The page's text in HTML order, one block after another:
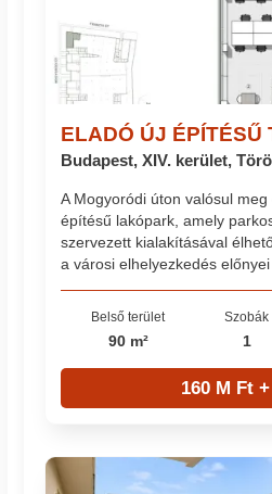
ELADÓ ÚJ
Budapest, XIV. kerület,
A Mogyoródi úton valósul
építésű lakópark, amely
szervezett kialakításával
a városi elhelyezkedés előnyei
Belső terület
90 m²
Szobák
1
160 M Ft